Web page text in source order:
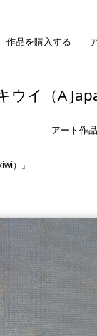
作品を購入する
ウイ（A
アート作品
）』